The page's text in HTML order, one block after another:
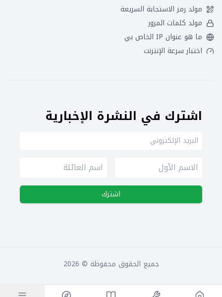
مولد رمز الاستجابة السريعة
مولد كلمات المرور
ما هو عنوان IP الخاص بي
اختبار سرعة الإنترنت
اشترك في النشرة الإخبارية
اشترك
جميع الحقوق محفوظة © 2026